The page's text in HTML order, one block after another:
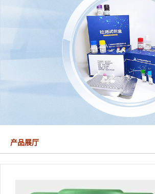
产品展厅